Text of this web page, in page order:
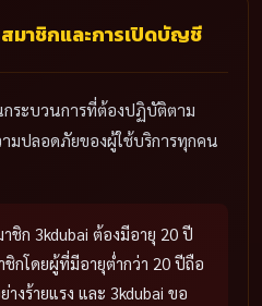
สมาชิกและการเปิดบัญชี
กระบวนการที่ต้องปฏิบัติตาม
ามปลอดภัยของผู้ใช้บริการทุกคน
ชิก 3kdubai ต้องมีอายุ 20 ปี
กโดยผู้ที่มีอายุต่ำกว่า 20 ปีถือ
งร้ายแรง และ 3kdubai ขอ